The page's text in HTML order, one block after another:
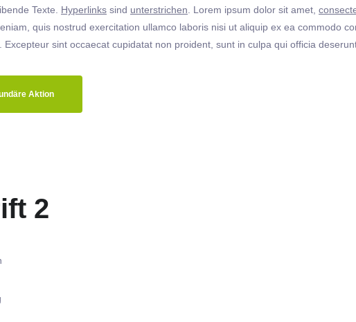
Texte. Hyperlinks sind unterstrichen. Lorem ipsum dolor sit amet,
quis nostrud exercitation ullamco laboris nisi ut aliquip ex ea commodo
sint occaecat cupidatat non proident, sunt in culpa qui officia
Aktion
2